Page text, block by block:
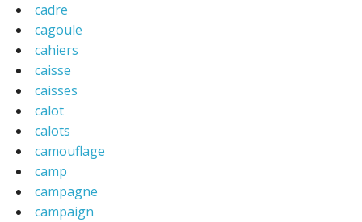
cadre
cagoule
cahiers
caisse
caisses
calot
calots
camouflage
camp
campagne
campaign